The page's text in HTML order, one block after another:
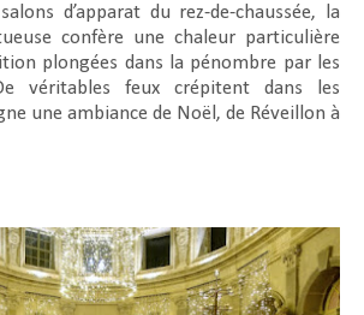
d’apparat du rez-de-chaussée, la
confère une chaleur particulière
plongées dans la pénombre par les
véritables feux crépitent dans les
une ambiance de Noël, de Réveillon à